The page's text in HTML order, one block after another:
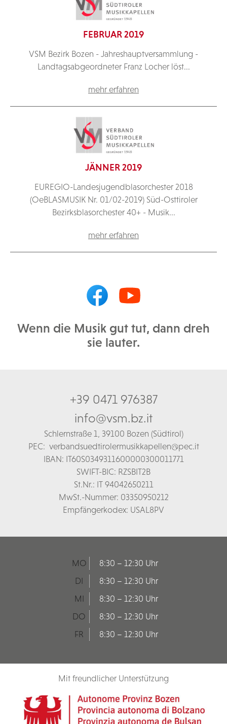
FEBRUAR 2019
VSM Bezirk Bozen - Jahreshauptversammlung -
Landtagsabgeordneter Franz Locher löst...
mehr erfahren
JÄNNER 2019
EUREGIO-Landesjugendblasorchester 2018
(OeBLASMUSIK Nr. 01/02-2019) Süd-Osttiroler
Bezirksblasorchester 40+ - Musik...
mehr erfahren
Wenn die Musik gut tut, dann dreh
sie lauter.
+39 0471 976387
info@vsm.bz.it
Schlernstraße 1, 39100 Bozen (Südtirol)
PEC: verbandsuedtirolermusikkapellen@pec.it
IBAN: IT60S0349311600000300011771
SWIFT-BIC: RZSBIT2B
St.Nr.: IT 94042650211
MwSt.-Nummer: 03350950212
Empfängerkodex: USAL8PV
MO
8:30 – 12:30 Uhr
DI
8:30 – 12:30 Uhr
MI
8:30 – 12:30 Uhr
DO
8:30 – 12:30 Uhr
FR
8:30 – 12:30 Uhr
Mit freundlicher Unterstützung